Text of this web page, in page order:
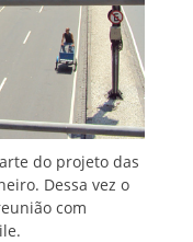
do projeto das
Dessa vez o
com